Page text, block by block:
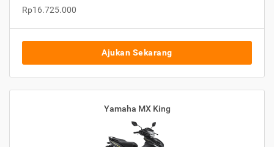
Rp16.725.000
Ajukan Sekarang
Yamaha MX King